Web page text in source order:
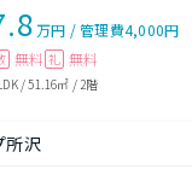
万円 /管理費4,000円
無料 礼 無料
/51.16㎡ / 2階
所沢